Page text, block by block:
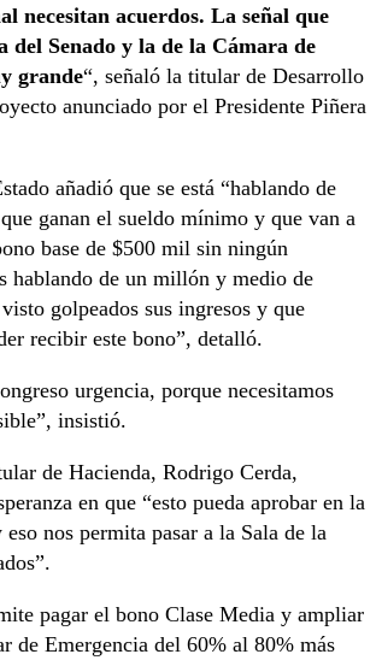
necesitan acuerdos. La señal que
del Senado y la de la Cámara de
grande“, señaló la titular de Desarrollo
anunciado por el Presidente Piñera
añadió que se está “hablando de
ganan el sueldo mínimo y que van a
base de $500 mil sin ningún
hablando de un millón y medio de
golpeados sus ingresos y que
recibir este bono”, detalló.
urgencia, porque necesitamos
insistió.
de Hacienda, Rodrigo Cerda,
en que “esto pueda aprobar en la
eso nos permita pasar a la Sala de la
pagar el bono Clase Media y ampliar
de Emergencia del 60% al 80% más